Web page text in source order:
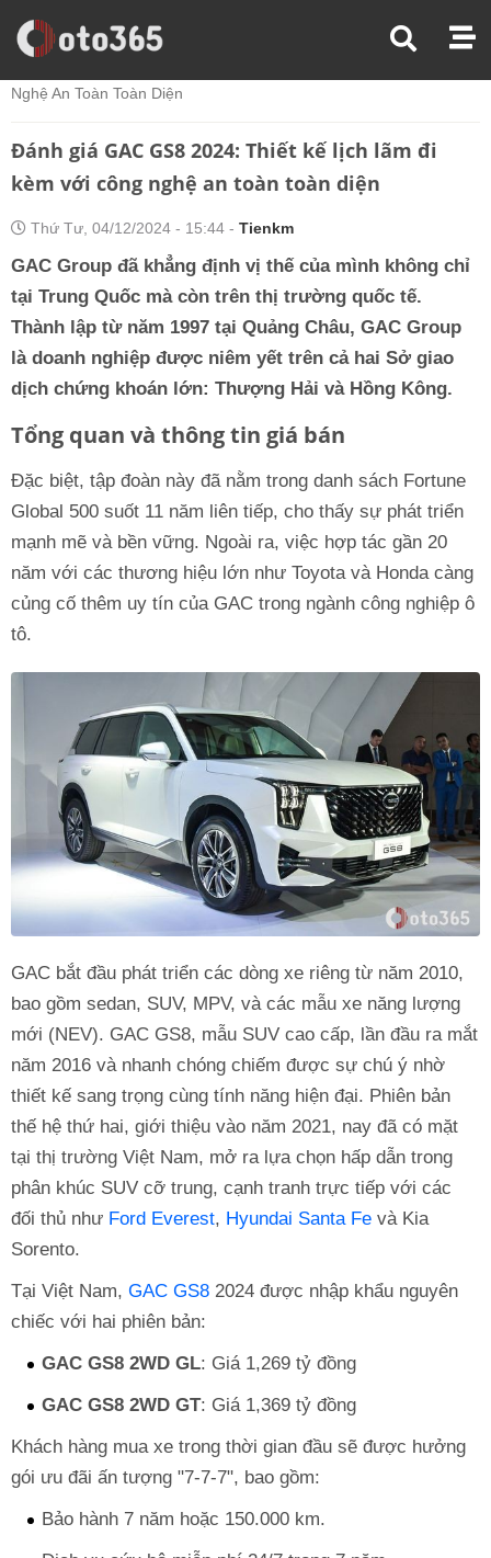
Trang Chủ
Đánh Giá Xe
Nghệ An Toàn Toàn Diện
Đánh giá GAC GS8 2024: Thiết kế lịch lãm đi
kèm với công nghệ an toàn toàn diện
Thứ Tư, 04/12/2024 - 15:44 - Tienkm
GAC Group đã khẳng định vị thế của mình không chỉ
tại Trung Quốc mà còn trên thị trường quốc tế.
Thành lập từ năm 1997 tại Quảng Châu, GAC Group
là doanh nghiệp được niêm yết trên cả hai Sở giao
dịch chứng khoán lớn: Thượng Hải và Hồng Kông.
Tổng quan và thông tin giá bán
Đặc biệt, tập đoàn này đã nằm trong danh sách Fortune
Global 500 suốt 11 năm liên tiếp, cho thấy sự phát triển
mạnh mẽ và bền vững. Ngoài ra, việc hợp tác gần 20
năm với các thương hiệu lớn như Toyota và Honda càng
củng cố thêm uy tín của GAC trong ngành công nghiệp ô
tô.
GAC bắt đầu phát triển các dòng xe riêng từ năm 2010,
bao gồm sedan, SUV, MPV, và các mẫu xe năng lượng
mới (NEV). GAC GS8, mẫu SUV cao cấp, lần đầu ra mắt
năm 2016 và nhanh chóng chiếm được sự chú ý nhờ
thiết kế sang trọng cùng tính năng hiện đại. Phiên bản
thế hệ thứ hai, giới thiệu vào năm 2021, nay đã có mặt
tại thị trường Việt Nam, mở ra lựa chọn hấp dẫn trong
phân khúc SUV cỡ trung, cạnh tranh trực tiếp với các
đối thủ như Ford Everest, Hyundai Santa Fe và Kia
Sorento.
Tại Việt Nam, GAC GS8 2024 được nhập khẩu nguyên
chiếc với hai phiên bản:
GAC GS8 2WD GL: Giá 1,269 tỷ đồng
GAC GS8 2WD GT: Giá 1,369 tỷ đồng
Khách hàng mua xe trong thời gian đầu sẽ được hưởng
gói ưu đãi ấn tượng "7-7-7", bao gồm:
Bảo hành 7 năm hoặc 150.000 km.